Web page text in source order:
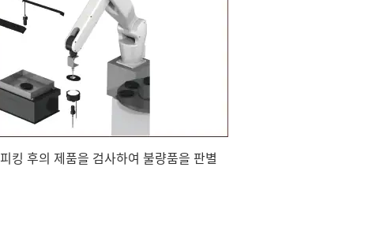
피킹 후의 제품을 검사하여 불량품을 판별